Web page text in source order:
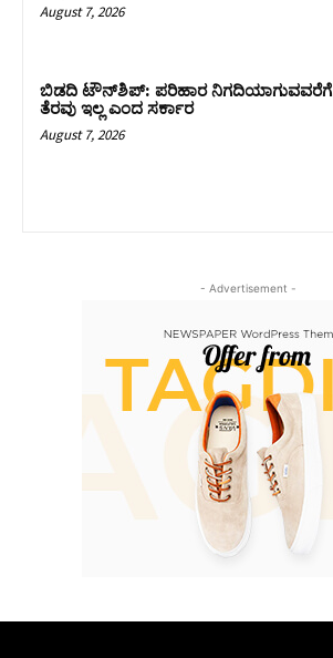
August 7, 2026
ಬಿಡದಿ ಟೌನ್‌ಶಿಪ್‌: ಪರಿಹಾರ ನಿಗದಿಯಾಗುವವರೆಗೆ
ತೆರವು ಇಲ್ಲ ಎಂದ ಸರ್ಕಾರ
August 7, 2026
- Advertisement -